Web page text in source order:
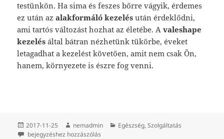
testünkön. Ha sima és feszes bőrre vágyik, érdemes
ez után azalakformáló kezelés után érdeklődni,
ami tartós változást hozhat az életébe. Avaleshape
kezelés által bátran nézhetünk tükörbe, éveket
letagadhat a kezelést követően, amit nem csak Ön,
hanem, környezete is észre fog venni.
Közzétéve
2017-11-25 Szerző
nemadmin Kategória
Egészség,Szolgáltatás
Csodák megélése néhány hét leforgása alatt
bejegyzéshez hozzászólás